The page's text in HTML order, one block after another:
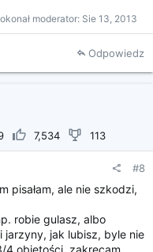
moderator: Sie 13, 2013
Odpowiedz
7,534 113
#8
pisałam, ale nie szkodzi,
robie gulasz, albo
jarzyny, jak lubisz, byle nie
4 objętości, zakręcam